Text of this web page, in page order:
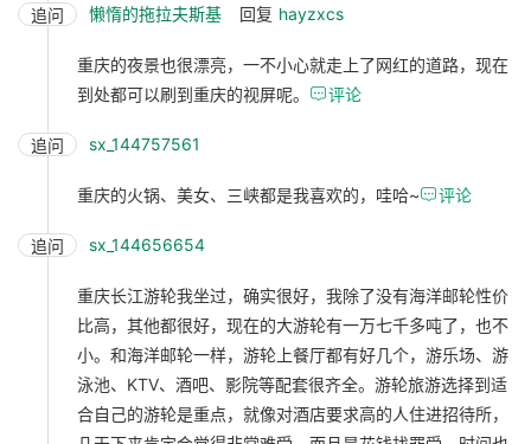
追问 懒惰的拖拉夫斯基 回复 hayzxcs
重庆的夜景也很漂亮，一不小心就走上了网红的道路，现在
到处都可以刷到重庆的视屏呢。 评论
追问 sx_144757561
重庆的火锅、美女、三峡都是我喜欢的，哇哈~评论
追问 sx_144656654
重庆长江游轮我坐过，确实很好，我除了没有海洋邮轮性价
比高，其他都很好，现在的大游轮有一万七千多吨了，也不
小。和海洋邮轮一样，游轮上餐厅都有好几个，游乐场、游
泳池、KTV、酒吧、影院等配套很齐全。游轮旅游选择到适
合自己的游轮是重点，就像对酒店要求高的人住进招待所，